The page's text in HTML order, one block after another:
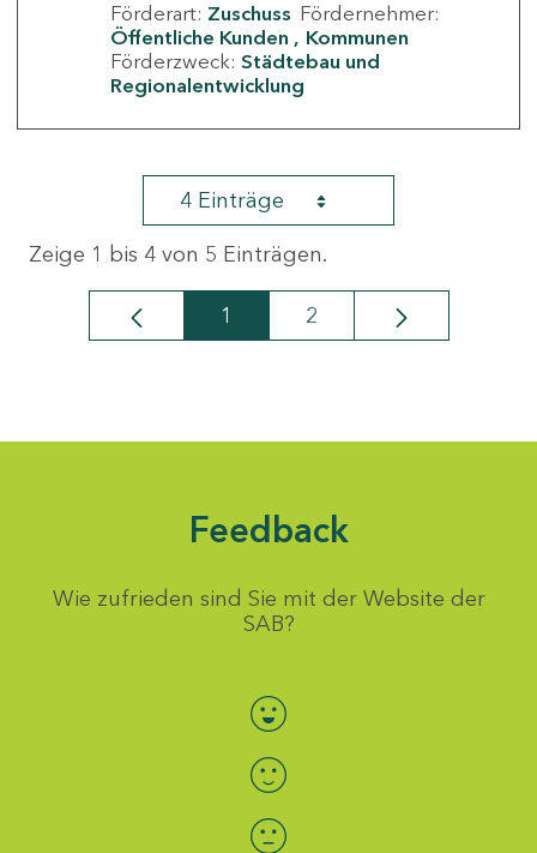
Förderart: Zuschuss Fördernehmer:
Öffentliche Kunden
Kommunen
Förderzweck: Städtebau und
Regionalentwicklung
4 Einträge
Zeige 1 bis 4 von 5 Einträgen.
Seite
1 Seite
2
Feedback
Wie zufrieden sind Sie mit der Website der
SAB?
Bewertung auswählen